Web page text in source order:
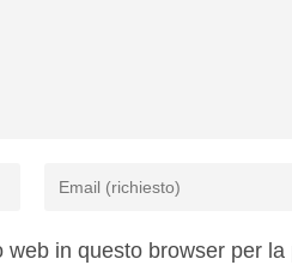
in questo browser per